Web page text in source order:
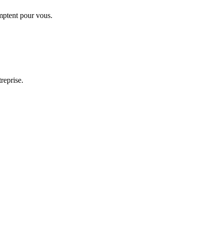
pour vous.